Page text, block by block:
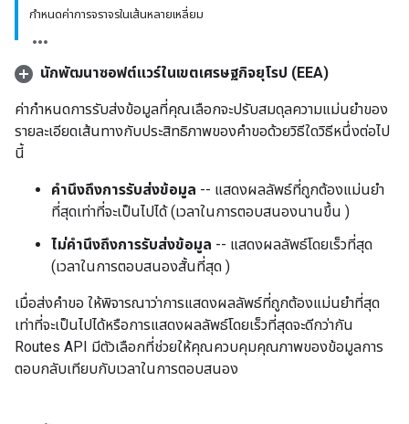
กำหนดค่าการจราจรในเส้นหลายเหลี่ยม
นักพัฒนาซอฟต์แวร์ในเขตเศรษฐกิจยุโรป (EEA)
ค่ากำหนดการรับส่งข้อมูลที่คุณเลือกจะปรับสมดุลความแม่นยำของ
รายละเอียดเส้นทางกับประสิทธิภาพของคำขอด้วยวิธีใดวิธีหนึ่งต่อไป
นี้
คำนึงถึงการรับส่งข้อมูล -- แสดงผลลัพธ์ที่ถูกต้องแม่นยำ
ที่สุดเท่าที่จะเป็นไปได้ (เวลาในการตอบสนองนานขึ้น )
ไม่คำนึงถึงการรับส่งข้อมูล -- แสดงผลลัพธ์โดยเร็วที่สุด
(เวลาในการตอบสนองสั้นที่สุด )
เมื่อส่งคำขอ ให้พิจารณาว่าการแสดงผลลัพธ์ที่ถูกต้องแม่นยำที่สุด
เท่าที่จะเป็นไปได้หรือการแสดงผลลัพธ์โดยเร็วที่สุดจะดีกว่ากัน
Routes API มีตัวเลือกที่ช่วยให้คุณควบคุมคุณภาพของข้อมูลการ
ตอบกลับเทียบกับเวลาในการตอบสนอง